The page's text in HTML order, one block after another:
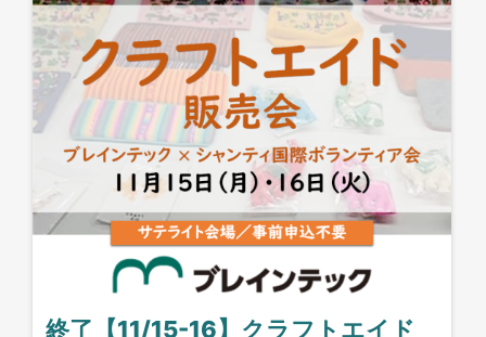
終了【11/15-16】クラフトエイド